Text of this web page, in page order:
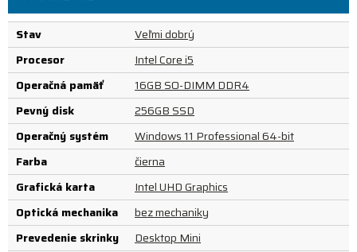
Stav
Veľmi dobrý
Procesor
Intel Core i5
Operačná pamäť
16GB SO-DIMM DDR4
Pevný disk
256GB SSD
Operačný systém
Windows 11 Professional 64-bit
Farba
čierna
Grafická karta
Intel UHD Graphics
Optická mechanika
bez mechaniky
Prevedenie skrinky
Desktop Mini